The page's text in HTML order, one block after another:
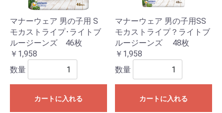
マナーウェア 男の子用 S
モカストライプ･ライトブ
ルージーンズ 46枚
￥1,958
数量
カートに入れる
マナーウェア 男の子用SS
モカストライプ？ライトブ
ルージーンズ 48枚
￥1,958
数量
カートに入れる